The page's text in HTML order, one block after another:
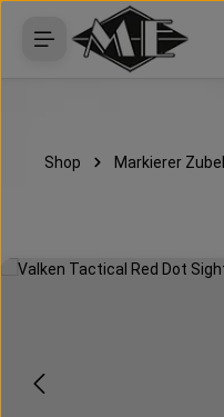
Zum Hauptinhalt springen
Shop Markierer
Bildergalerie überspringen